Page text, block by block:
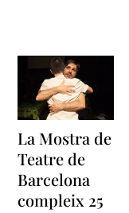
La Mostra de
Teatre de
Barcelona
compleix 25